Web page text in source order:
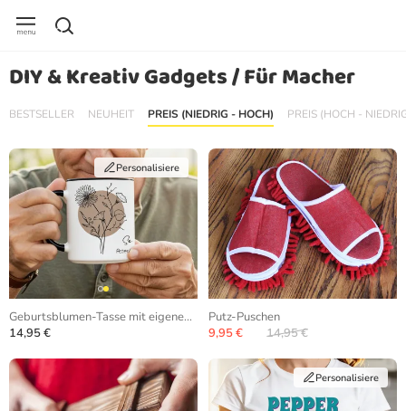
DIY & Kreativ Gadgets / Für Macher
BESTSELLER NEUHEIT PREIS (NIEDRIG - HOCH) PREIS (HOCH -
Personalisiere
Geburtsblumen-Tasse mit eigenem Text
14,95 €
Putz-Puschen
9,95 €
14,95 €
Personalisiere